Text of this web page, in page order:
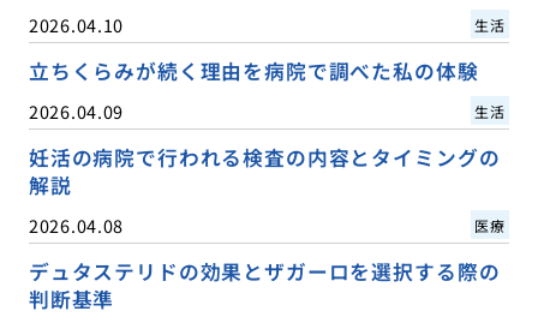
2026.04.10 生活
立ちくらみが続く理由を病院で調べた私の体験
2026.04.09 生活
妊活の病院で行われる検査の内容とタイミングの
解説
2026.04.08 医療
デュタステリドの効果とザガーロを選択する際の
判断基準